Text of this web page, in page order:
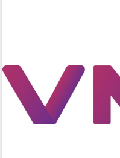
Lương Văn Chánh năm 2026
Phó Bí thư Tỉnh ủy Đắk Lắk Đỗ Hữu
Huy giữ chức Bí thư Đảng ủy Ủy Ban
Nhân dân tỉnh
Bệnh án điện tử thúc đẩy chuyển đổi